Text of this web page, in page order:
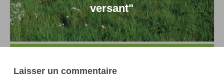
versant"
Laisser un commentaire